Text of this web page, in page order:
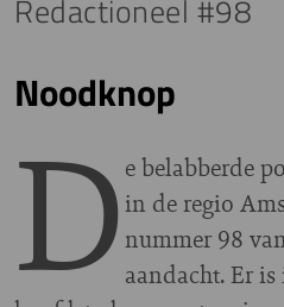
Redactioneel #98
Noodknop
D e belabberde
in de regio
nummer 98
aandacht. Er